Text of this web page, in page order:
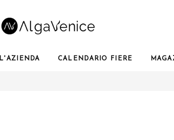
L'AZIENDA CALENDARIO FIERE